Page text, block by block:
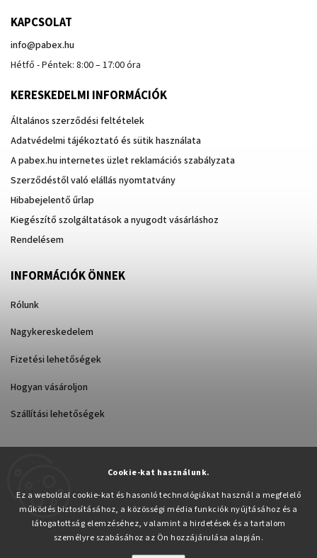
Cookie-kat használunk.
Ez a weboldal cookie-kat és hasonló technológiákat használ a megfelelő
működés biztosításához, a közösségi média funkciók nyújtásához és a
látogatottság elemzéséhez, valamint a hirdetések és a tartalom
személyre szabásához az Ön hozzájárulása alapján.
KAPCSOLAT
info@pabex.hu
Hétfő - Péntek: 8:00 – 17:00 óra
KERESKEDELMI INFORMÁCIÓK
Általános szerződési feltételek
Adatvédelmi tájékoztató és sütik használata
A pabex.hu internetes üzlet reklamációs szabályzata
Szerződéstől való elállás nyomtatvány
Hibabejelentő űrlap
Kiegészítő szolgáltatások a nyugodt vásárláshoz
Rendelésem
INFORMÁCIÓK ÖNNEK
Rólunk
Nagykereskedelem
Fizetési lehetőségek
Hogyan vásároljon
Szállítási lehetőségek